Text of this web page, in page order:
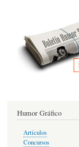
Humor Gráfico
Artículos
Concursos